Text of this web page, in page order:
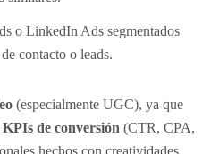
o LinkedIn Ads segmentados
contacto o leads.
(especialmente UGC), ya que
de conversión (CTR, CPA,
hechos con creatividades